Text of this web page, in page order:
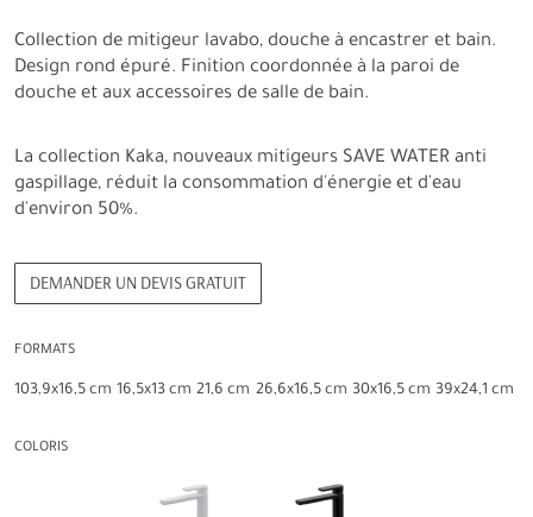
Collection de mitigeur lavabo, douche à encastrer et bain.
Design rond épuré. Finition coordonnée à la paroi de
douche et aux accessoires de salle de bain.
La collection Kaka, nouveaux mitigeurs SAVE WATER anti
gaspillage, réduit la consommation d'énergie et d'eau
d'environ 50%.
DEMANDER UN DEVIS GRATUIT
FORMATS
103,9x16,5 cm 16,5x13 cm 21,6 cm 26,6x16,5 cm 30x16,5 cm 39x24,1 cm
COLORIS